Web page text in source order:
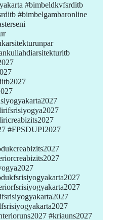
#bimbeldkvfsrditb
#bimbelgambaronline
#FPSDUPI2027
#kriauns2027